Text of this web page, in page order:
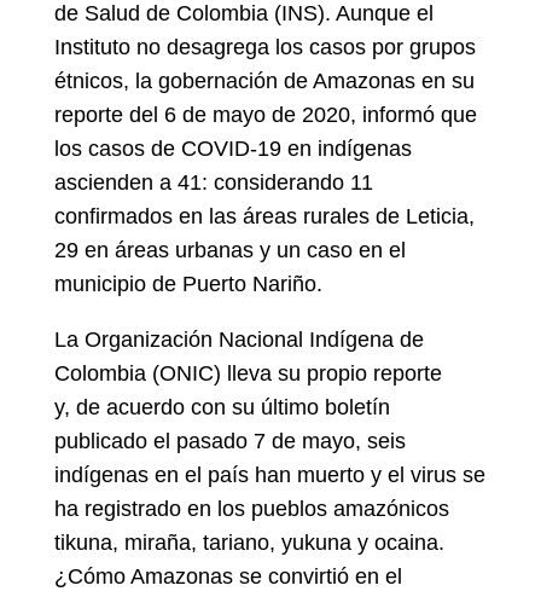
de Salud de Colombia (INS). Aunque el
Instituto no desagrega los casos por grupos
étnicos, la gobernación de Amazonas en su
reporte del 6 de mayo de 2020, informó que
los casos de COVID-19 en indígenas
ascienden a 41: considerando 11
confirmados en las áreas rurales de Leticia,
29 en áreas urbanas y un caso en el
municipio de Puerto Nariño.
La Organización Nacional Indígena de
Colombia (ONIC) lleva su propio reporte
y, de acuerdo con su último boletín
publicado el pasado 7 de mayo, seis
indígenas en el país han muerto y el virus se
ha registrado en los pueblos amazónicos
tikuna, miraña, tariano, yukuna y ocaina.
¿Cómo Amazonas se convirtió en el